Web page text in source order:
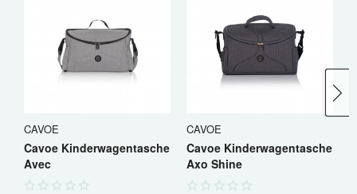
CAVOE
Cavoe Kinderwagentasche
Avec
CAVOE
Cavoe Kinderwagentasche
Axo Shine